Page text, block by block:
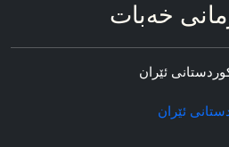
خه‌بات
ئێران
ئێران